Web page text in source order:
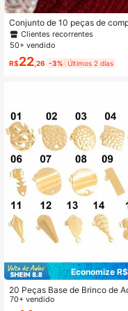
4,92
Conjunto de 10 peças de
ntes de brinco em aço
04 revestido em ouro 18k,
ara joias em aço inoxidável,
Clientes recorrentes
50+ vendido
R$22 ,26 -3% Últimos 2 dias
Economize
20 Peças Base de Brinco de
oxidável com Ganchos
70+ vendido